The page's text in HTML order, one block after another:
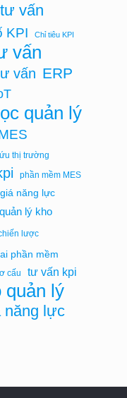
vấn
KPI Chỉ tiêu KPI
vấn
vấn ERP
quản lý
thị trường
phần mềm MES
năng lực
quản lý kho
lược
phần mềm
cấu tư vấn kpi
quản lý
năng lực